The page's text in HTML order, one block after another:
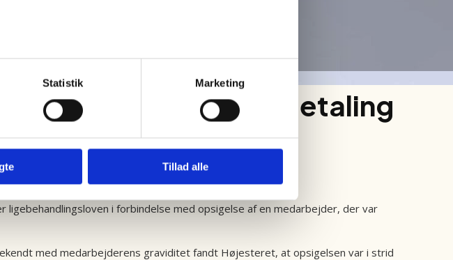
Statistik Marketing
Tillad alle
arbejdsgivers betaling
i forbindelse med opsigelse af en medarbejder, der var
med medarbejderens graviditet fandt Højesteret, at opsigelsen var i strid